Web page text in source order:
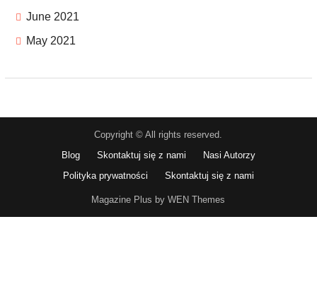
June 2021
May 2021
Copyright © All rights reserved.
Blog
Skontaktuj się z nami
Nasi Autorzy
Polityka prywatności
Skontaktuj się z nami
Magazine Plus by WEN Themes